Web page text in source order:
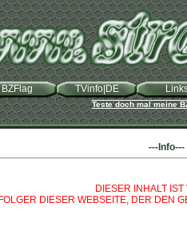
BZFlag TVinfo|DE
Teste doch mal meine
---Info---
DIESER INHALT IST
DIESER WEBSEITE, DER DEN